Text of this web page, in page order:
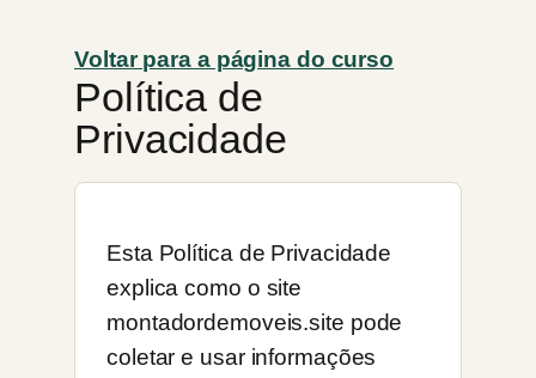
Voltar para a página do curso
Política de
Privacidade
Esta Política de Privacidade
explica como o site
montadordemoveis.site pode
coletar e usar informações